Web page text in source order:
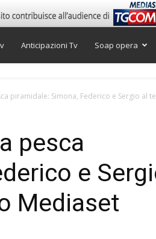
Anticipazioni Tv Soap opera
piramidale: Simona, Federico e Sergio al
pesca
e
Mediaset